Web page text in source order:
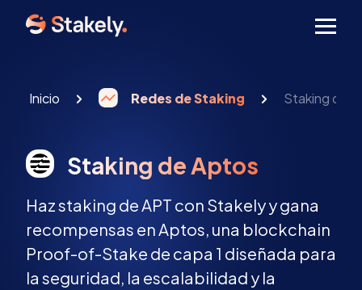
Inicio Redes de Staking Staking de
Staking de Aptos
Haz staking de APT con Stakely y gana
recompensas en Aptos, una blockchain
Proof-of-Stake de capa 1 diseñada para
la seguridad, la escalabilidad y la